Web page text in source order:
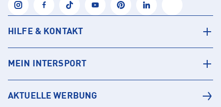
HILFE & KONTAKT
MEIN INTERSPORT
AKTUELLE WERBUNG